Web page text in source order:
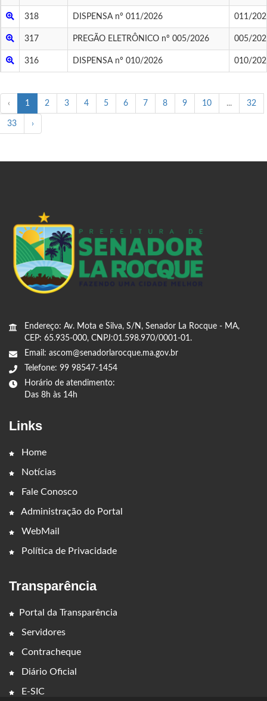
318 DISPENSA nº 011/2026 011/
317 PREGÃO ELETRÔNICO nº 005/2026 005/
316 DISPENSA nº 010/2026 010/
‹ 1 2 3 4 5 6 7 8 9 10 ... 32
33 ›
Endereço: Av. Mota e Silva, S/N, Senador La Rocque - MA,
CEP: 65.935-000, CNPJ:01.598.970/0001-01.
Email: ascom@senadorlarocque.ma.gov.br
Telefone: 99 98547-1454
Horário de atendimento:
Das 8h às 14h
Links
Home
Notícias
Fale Conosco
Administração do Portal
WebMail
Política de Privacidade
Transparência
Portal da Transparência
Servidores
Contracheque
Diário Oficial
E-SIC